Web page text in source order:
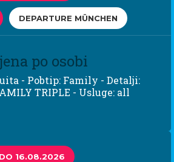
DEPARTURE MÜNCHEN
po osobi
- Pobtip: Family - Detalji:
TRIPLE - Usluge: all
16.08.2026